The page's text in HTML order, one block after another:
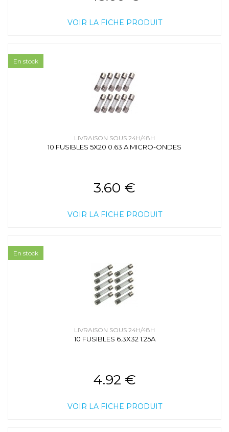
VOIR LA FICHE PRODUIT
LIVRAISON SOUS 24H/48H
10 FUSIBLES 5X20 0.63 A MICRO-ONDES
3.60 €
VOIR LA FICHE PRODUIT
En stock
LIVRAISON SOUS 24H/48H
10 FUSIBLES 6.3X32 1.25A
4.92 €
VOIR LA FICHE PRODUIT
En stock